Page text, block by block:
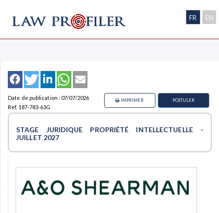
FR EN
Date de publication : 07/07/2026
Ref. 187-783-63G
POSTULER
IMPRIMER
STAGE JURIDIQUE PROPRIÉTÉ INTELLECTUELLE -
JUILLET 2027